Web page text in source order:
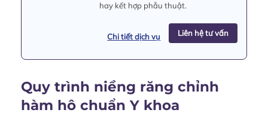
hay kết hợp phẫu thuật.
Chi tiết dịch vụ Liên hệ tư vấn
Quy trình niềng răng chỉnh
hàm hô chuẩn Y khoa